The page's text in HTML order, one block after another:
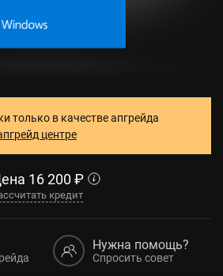
только в качестве апгрейда
центре
16 200 ₽
кредит
Нужна помощь?
Спросить совет